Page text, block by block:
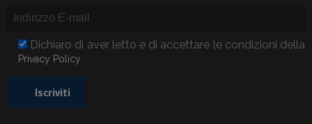
Dichiaro di aver letto e di accettare le condizioni della
Privacy Policy